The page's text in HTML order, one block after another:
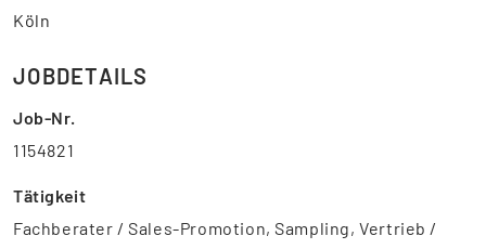
Köln
JOBDETAILS
Job-Nr.
1154821
Tätigkeit
Fachberater / Sales-Promotion, Sampling, Vertrieb /